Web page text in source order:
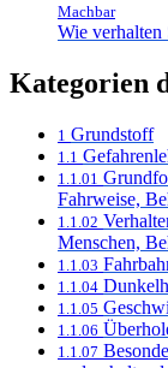
Machbar
Wie verhalten
Kategorien
1 Grundstoff
1.1
1.1.01
Fahrweise,
1.1.02
Menschen,
1.1.03
1.1.04
1.1.05
1.1.06
1.1.07